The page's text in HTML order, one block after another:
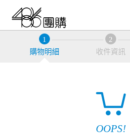
購物明細 收件資訊
OOPS!